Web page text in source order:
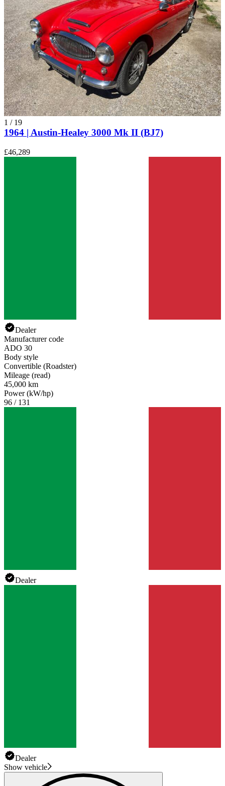
1 / 19
1964 | Austin-Healey 3000 Mk II (BJ7)
£46,289
Dealer
Manufacturer code
ADO 30
Body style
Convertible (Roadster)
Mileage (read)
45,000 km
Power (kW/hp)
96 / 131
Dealer
Dealer
Show vehicle